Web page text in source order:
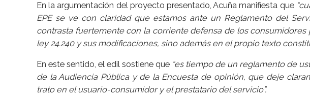
En la argumentación del proyecto presentado, Acuña manifiesta que
EPE se ve con claridad que estamos ante un Reglamento del
contrasta fuertemente con la corriente defensa de los consumidores
ley 24.240 y sus modificaciones, sino además en el propio texto
En este sentido, el edil sostiene que “es tiempo de un reglamento de
de la Audiencia Pública y de la Encuesta de opinión, que deje
trato en el usuario-consumidor y el prestatario del servicio”.